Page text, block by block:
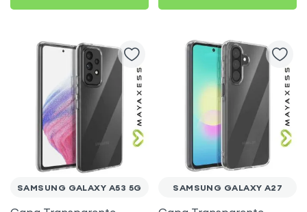
SAMSUNG GALAXY A53 5G SAMSUNG GALAXY A27